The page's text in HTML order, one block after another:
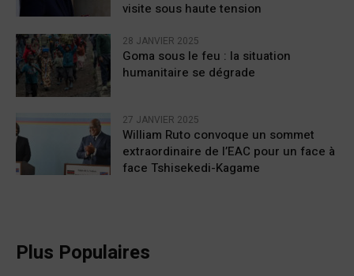
visite sous haute tension
28 JANVIER 2025
Goma sous le feu : la situation
humanitaire se dégrade
27 JANVIER 2025
William Ruto convoque un sommet
extraordinaire de l’EAC pour un face à
face Tshisekedi-Kagame
Plus Populaires